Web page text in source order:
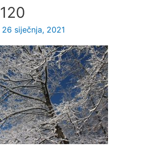
26 siječnja, 2021